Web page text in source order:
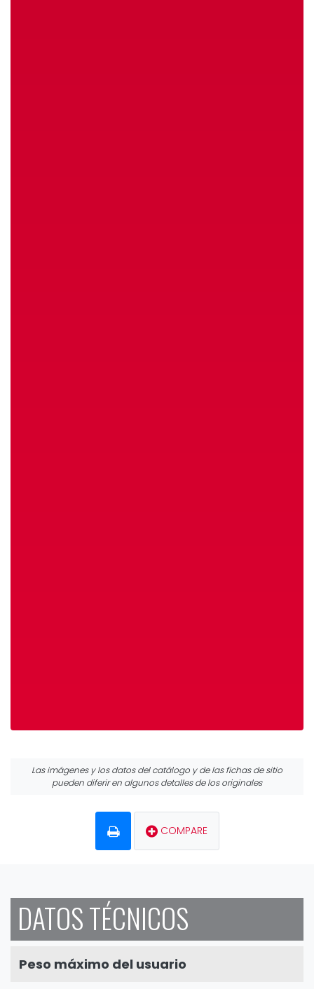
Las imágenes y los datos del catálogo y de las fichas de sitio
pueden diferir en algunos detalles de los originales
COMPARE
DATOS TÉCNICOS
Peso máximo del usuario